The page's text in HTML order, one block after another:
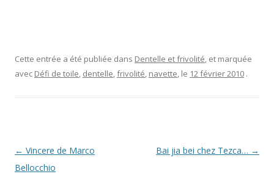
Cette entrée a été publiée dans Dentelle et frivolité, et marquée
avec Défi de toile, dentelle,frivolité, navette, le 12 février 2010 .
Navigation
des
← Vincere de Marco
Bellocchio
Bai jia bei chez Tezca… →